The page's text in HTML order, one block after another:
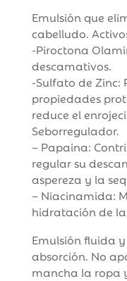
Emulsión que
cabelludo.
-Piroctona
descamativos.
-Sulfato de Zinc:
propiedades
reduce el
Seborregulador.
– Papaina:
regular su
aspereza y la
– Niacinamida:
hidratación de
Emulsión fluida
absorción. No
mancha la ropa